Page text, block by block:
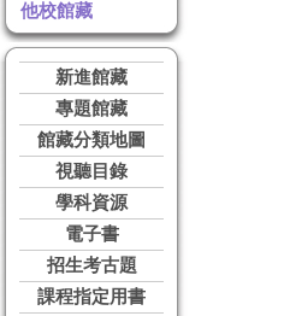
他校館藏
新進館藏
專題館藏
館藏分類地圖
視聽目錄
學科資源
電子書
招生考古題
課程指定用書